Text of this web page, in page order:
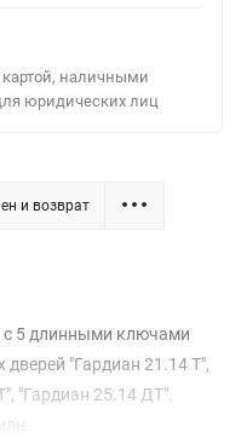
картой, наличными
юридических лиц
и возврат
с 5 длинными ключами
"Гардиан 21.14 Т",
"Гардиан 25.14 ДТ".